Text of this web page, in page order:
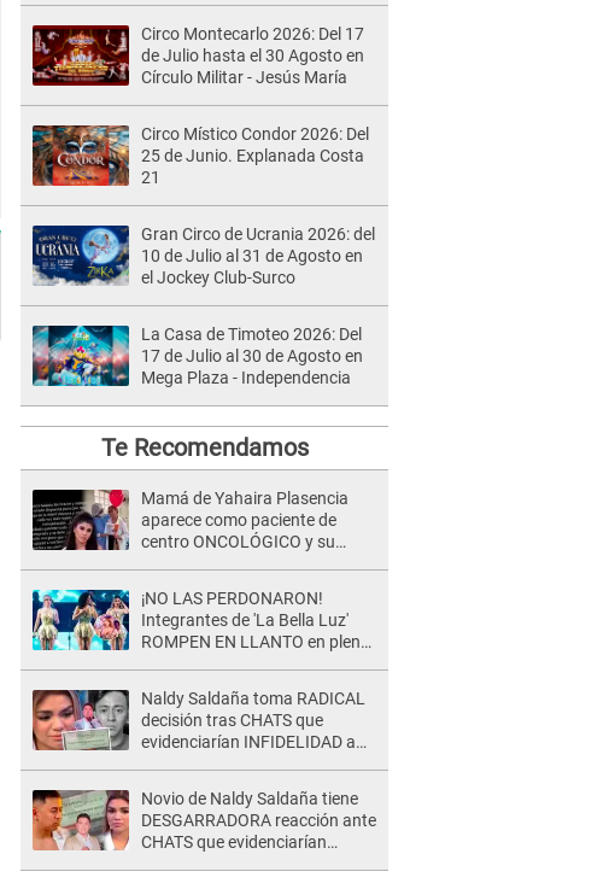
Circo Montecarlo 2026: Del 17
de Julio hasta el 30 Agosto en
Círculo Militar - Jesús María
Circo Místico Condor 2026: Del
25 de Junio. Explanada Costa
21
Gran Circo de Ucrania 2026: del
10 de Julio al 31 de Agosto en
el Jockey Club-Surco
La Casa de Timoteo 2026: Del
17 de Julio al 30 de Agosto en
Mega Plaza - Independencia
Te Recomendamos
Mamá de Yahaira Plasencia
aparece como paciente de
centro ONCOLÓGICO y su
¡NO LAS PERDONARON!
Integrantes de 'La Bella Luz'
ROMPEN EN LLANTO en pleno
Naldy Saldaña toma RADICAL
decisión tras CHATS que
evidenciarían INFIDELIDAD a
Novio de Naldy Saldaña tiene
DESGARRADORA reacción ante
CHATS que evidenciarían